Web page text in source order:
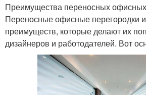
Преимущества переносных
Переносные офисные перегородки
преимуществ, которые делают их
дизайнеров и работодателей. Вот